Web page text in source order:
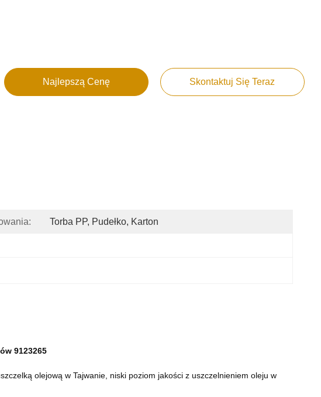
Najlepszą Cenę Skontaktuj Się Teraz
Torba PP, Pudełko, Karton
9123265
olejową w Tajwanie, niski poziom jakości z uszczelnieniem oleju w